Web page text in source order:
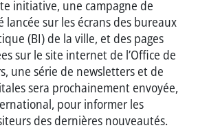
initiative, une campagne de
lancée sur les écrans des bureaux
(BI) de la ville, et des pages
sur le site internet de l’Office de
une série de newsletters et de
sera prochainement envoyée,
pour informer les
des dernières nouveautés.